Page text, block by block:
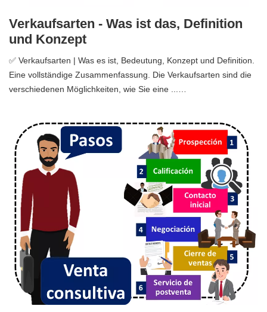
Verkaufsarten - Was ist das, Definition
und Konzept
✅ Verkaufsarten | Was es ist, Bedeutung, Konzept und Definition.
Eine vollständige Zusammenfassung. Die Verkaufsarten sind die
verschiedenen Möglichkeiten, wie Sie eine ...…